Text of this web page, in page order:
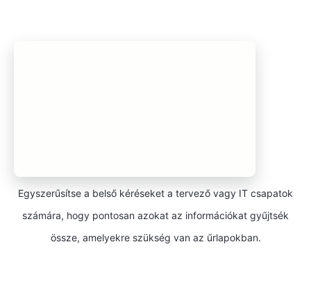
Egyszerűsítse a belső kéréseket a tervező vagy IT csapatok
számára, hogy pontosan azokat az információkat gyűjtsék
össze, amelyekre szükség van az űrlapokban.